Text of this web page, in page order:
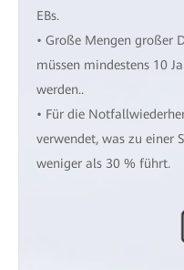
EBs.
• Große Mengen großer
müssen mindestens 10
werden..
• Für die
verwendet, was zu einer
weniger als 30 % führt.